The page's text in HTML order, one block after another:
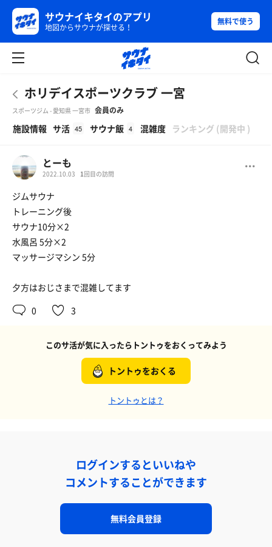
サウナイキタイのアプリ
地図からサウナが探せる！
無料で使う
ホリデイスポーツクラブ 一宮
スポーツジム - 愛知県 一宮市 会員のみ
施設情報 サ活 45 サウナ飯 4 混雑度 ランキング (開発中 )
とーも
2022.10.03 1 回目の訪問
ジムサウナ
トレーニング後
サウナ10分×2
水風呂 5分×2
マッサージマシン 5分
夕方はおじさまで混雑してます
0
3
このサ活が気に入ったらトントゥをおくってみよう
トントゥをおくる
トントゥとは？
ログインするといいねや
コメントすることができます
無料会員登録